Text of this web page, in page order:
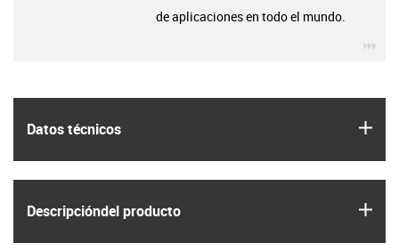
Datos técnicos
Descripción­del producto
de aplicaciones en todo el mundo.